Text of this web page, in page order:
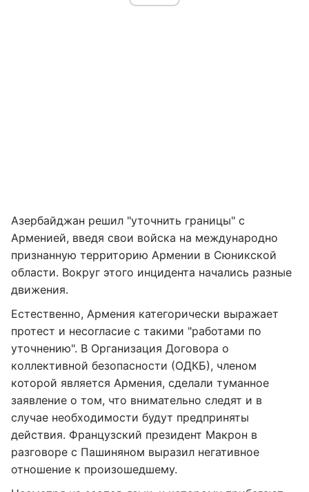
Азербайджан решил "уточнить границы" с
Арменией, введя свои войска на международно
признанную территорию Армении в Сюникской
области. Вокруг этого инцидента начались разные
движения.
Естественно, Армения категорически выражает
протест и несогласие с такими "работами по
уточнению". В Организация Договора о
коллективной безопасности (ОДКБ), членом
которой является Армения, сделали туманное
заявление о том, что внимательно следят и в
случае необходимости будут предприняты
действия. Французский президент Макрон в
разговоре с Пашиняном выразил негативное
отношение к произошедшему.